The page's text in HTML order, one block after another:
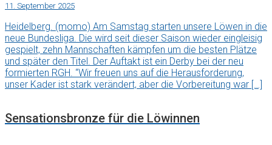
11. September 2025
Heidelberg. (momo) Am Samstag starten unsere Löwen in die
neue Bundesliga. Die wird seit dieser Saison wieder eingleisig
gespielt, zehn Mannschaften kämpfen um die besten Plätze
und später den Titel. Der Auftakt ist ein Derby bei der neu
formierten RGH. “Wir freuen uns auf die Herausforderung,
unser Kader ist stark verändert, aber die Vorbereitung war […]
Sensationsbronze für die Löwinnen